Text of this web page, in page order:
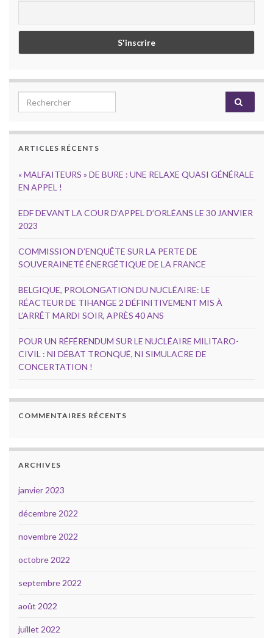
Search for:
ARTICLES RÉCENTS
« MALFAITEURS » DE BURE : UNE RELAXE QUASI GÉNÉRALE
EN APPEL !
EDF DEVANT LA COUR D’APPEL D’ORLÉANS LE 30 JANVIER
2023
COMMISSION D’ENQUÊTE SUR LA PERTE DE
SOUVERAINETÉ ÉNERGÉTIQUE DE LA FRANCE
BELGIQUE, PROLONGATION DU NUCLÉAIRE: LE
RÉACTEUR DE TIHANGE 2 DÉFINITIVEMENT MIS À
L’ARRÊT MARDI SOIR, APRÈS 40 ANS
POUR UN RÉFÉRENDUM SUR LE NUCLÉAIRE MILITARO-
CIVIL : NI DÉBAT TRONQUÉ, NI SIMULACRE DE
CONCERTATION !
COMMENTAIRES RÉCENTS
ARCHIVES
janvier 2023
décembre 2022
novembre 2022
octobre 2022
septembre 2022
août 2022
juillet 2022